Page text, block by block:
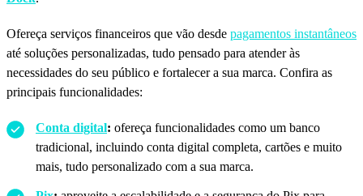
Ofereça serviços financeiros que vão desde pagamentos instantâneos
até soluções personalizadas, tudo pensado para atender às
necessidades do seu público e fortalecer a sua marca. Confira as
principais funcionalidades:
Conta digital: ofereça funcionalidades como um banco
tradicional, incluindo conta digital completa, cartões e muito
mais, tudo personalizado com a sua marca.